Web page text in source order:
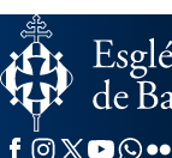
Facebook
Instagram
X / Twitter
YouTube